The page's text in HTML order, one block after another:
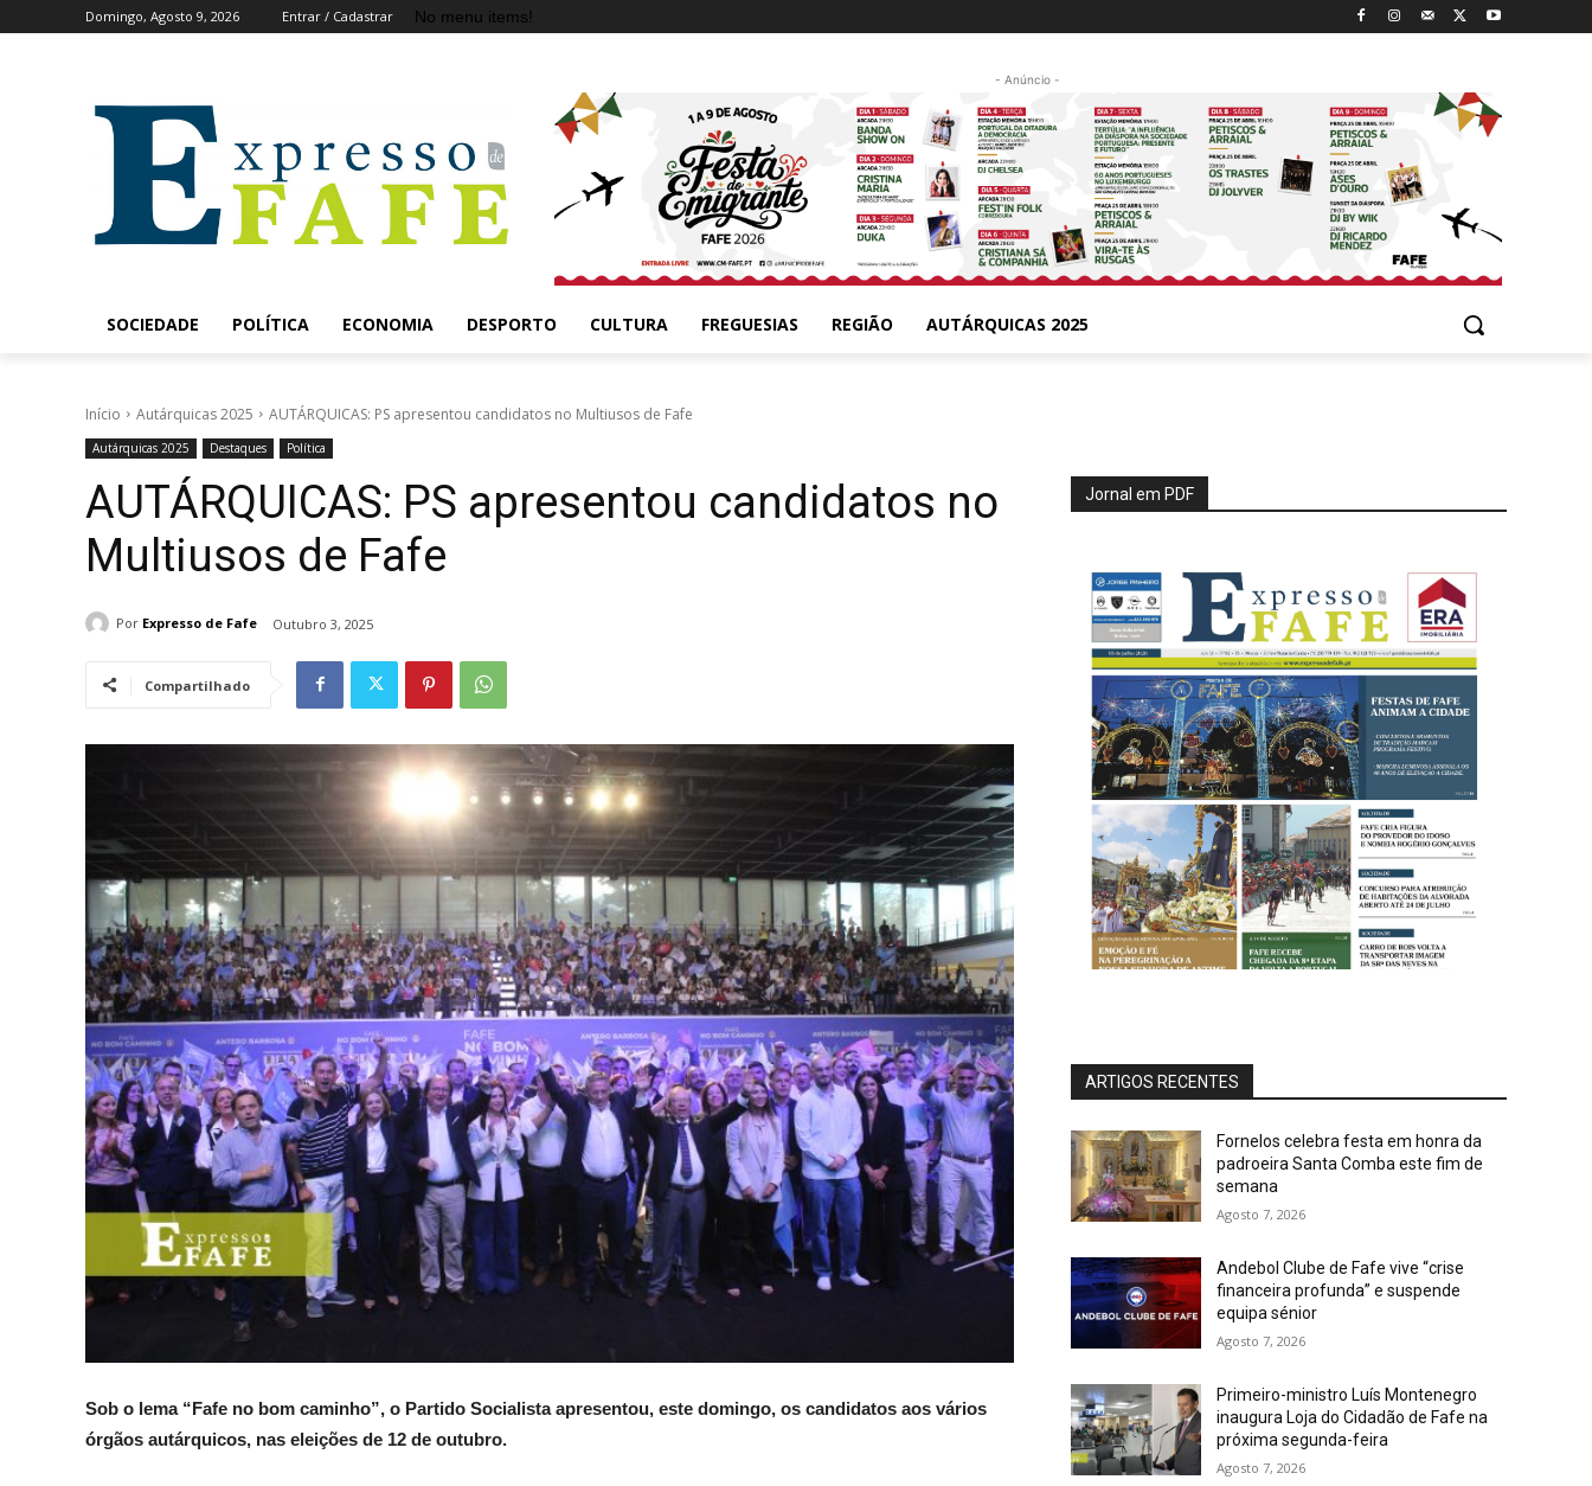
Domingo, Agosto 9, 2026 Entrar / Cadastrar No menu items!
- Anúncio -
SOCIEDADE POLÍTICA ECONOMIA DESPORTO CULTURA FREGUESIAS REGIÃO AUTÁRQUICAS 2025
Início Autárquicas 2025 AUTÁRQUICAS: PS apresentou candidatos no Multiusos de Fafe
Autárquicas 2025 Destaques Política
AUTÁRQUICAS: PS apresentou candidatos no
Multiusos de Fafe
Por Expresso de Fafe Outubro 3, 2025
Compartilhado
Sob o lema “Fafe no bom caminho”, o Partido Socialista apresentou, este domingo, os candidatos aos vários
órgãos autárquicos, nas eleições de 12 de outubro.
Jornal em PDF
ARTIGOS RECENTES
Fornelos celebra festa em honra da
padroeira Santa Comba este fim de
semana
Agosto 7, 2026
Andebol Clube de Fafe vive “crise
financeira profunda” e suspende
equipa sénior
Agosto 7, 2026
Primeiro-ministro Luís Montenegro
inaugura Loja do Cidadão de Fafe na
próxima segunda-feira
Agosto 7, 2026